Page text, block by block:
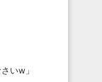
さいw 」